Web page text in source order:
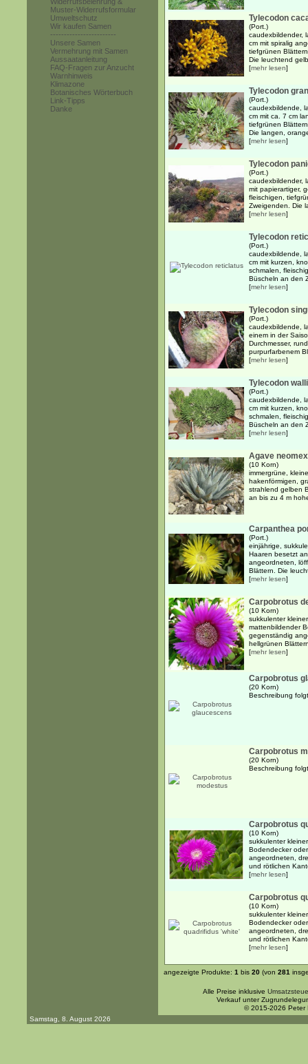
Muster-Widerrufsformular
Umweltschutz
Wir kaufen Samen
------------------------
Unsere Samen
Vermehrung mit Samen
Aussaatanleitung
FAQ-Fragen zur Anzucht
Warnhinweis
Klimazone
Botanisches Wörterbuch
Link-Tipps
Danke
Tylecodon
(Port.)
caudexbildender,
cm mit spiralig
tiefgrünen
Die leuchtend
[mehr lesen]
Tylecodon
(Port.)
caudexbildende,
cm mit ca. 7 cm
tiefgrünen
Die langen,
[mehr lesen]
Tylecodon
(Port.)
caudexbildender,
mit papierartiger,
fleischigen,
Zweigenden. Die
[mehr lesen]
Tylecodon
(Port.)
caudexbildende,
cm mit kurzen,
schmalen,
Büscheln an den
[mehr lesen]
Tylecodon
(Port.)
caudexbildende,
einem in der
Durchmesser,
purpurfarbenem
[mehr lesen]
Tylecodon
(Port.)
caudexbildende,
cm mit kurzen,
schmalen,
Büscheln an den
[mehr lesen]
Agave
(10 Korn)
immergrüne,
hakenförmigen,
strahlend gelben
an bis zu 4 m
Carpanthea
(Port.)
einjährige,
Haaren besetzt
angeordneten,
Blättern. Die
[mehr lesen]
Carpobrotus
(10 Korn)
sukkulenter
mattenbildender
gegenständig
hellgrünen
[mehr lesen]
Carpobrotus
(20 Korn)
Beschreibung
Carpobrotus
(20 Korn)
Beschreibung
Carpobrotus
(10 Korn)
sukkulenter
Bodendecker
angeordneten,
und rötlichen
[mehr lesen]
Carpobrotus
(10 Korn)
sukkulenter
Bodendecker
angeordneten,
und rötlichen
[mehr lesen]
angezeigte Produkte: 1 bis 20 (von 281
Alle Preise inklusive
Verkauf unter
© 2015-2026 Peter
Samstag, 8. August 2026